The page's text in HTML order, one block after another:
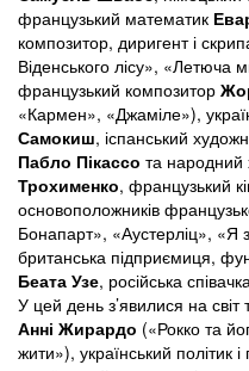
французький математик
композитор, диригент і
Віденського лісу»,
французький композитор
«Кармен», «Джаміле»),
Самокиш, іспанський
Пабло Пікассо та народний
Трохименко, французький
основоположників
Бонапарт», «Аустерліц», «Я
британська підприємиця,
Беата Узе, російська
У цей день з’явилися на
Анні Жирардо («Рокко та
жити»), український політик